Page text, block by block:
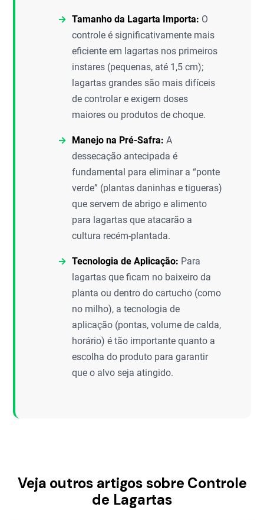
Tamanho da Lagarta Importa: O
controle é significativamente mais
eficiente em lagartas nos primeiros
instares (pequenas, até 1,5 cm);
lagartas grandes são mais difíceis
de controlar e exigem doses
maiores ou produtos de choque.
Manejo na Pré-Safra: A
dessecação antecipada é
fundamental para eliminar a “ponte
verde” (plantas daninhas e tigueras)
que servem de abrigo e alimento
para lagartas que atacarão a
cultura recém-plantada.
Tecnologia de Aplicação: Para
lagartas que ficam no baixeiro da
planta ou dentro do cartucho (como
no milho), a tecnologia de
aplicação (pontas, volume de calda,
horário) é tão importante quanto a
escolha do produto para garantir
que o alvo seja atingido.
Veja outros artigos sobre Controle
de Lagartas